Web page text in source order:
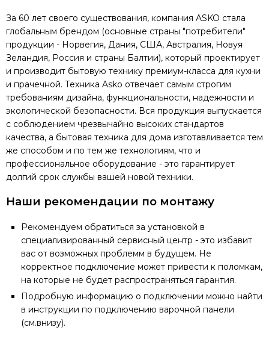
За 60 лет своего существования, компания ASKO стала
глобальным брендом (основные страны "потребители"
продукции - Норвегия, Дания, США, Австралия, Новуя
Зеландия, Россия и страны Балтии), который проектирует
и производит бытовую технику премиум-класса для кухни
и прачечной. Техника Asko отвечает самым строгим
требованиям дизайна, функциональности, надежности и
экологической безопасности. Вся продукция выпускается
с соблюдением чрезвычайно высоких стандартов
качества, а бытовая техника для дома изготавливается тем
же способом и по тем же технологиям, что и
профессиональное оборудование - это гарантирует
долгий срок службы вашей новой техники.
Наши рекомендации по монтажу
Рекомендуем обратиться за установкой в
специализированный сервисный центр - это избавит
вас от возможных проблемм в будущем. Не
корректное подключение может привести к поломкам,
на которые не будет распространяться гарантия.
Подробную информацию о подключении можно найти
в инструкции по подключению варочной панели
(см.внизу).